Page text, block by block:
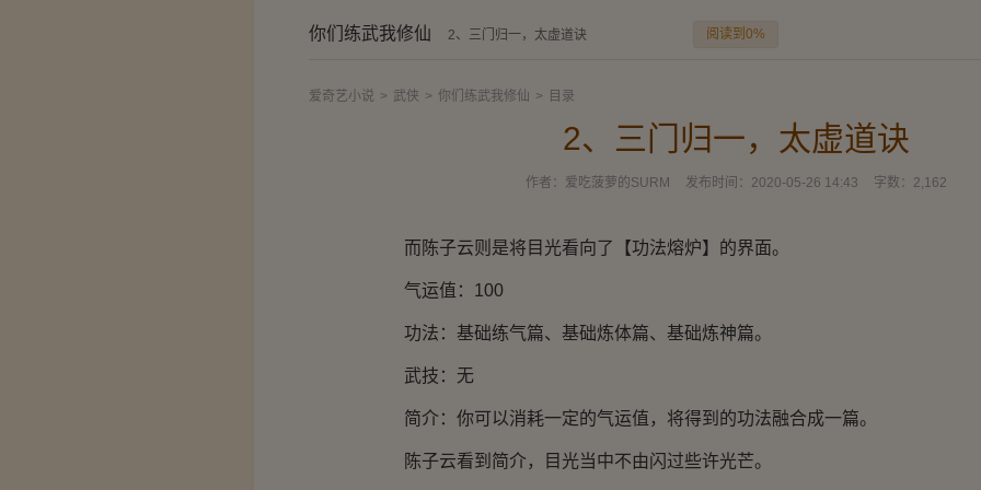
你们练武我修仙 2、三门归一，太虚道诀 阅读到0%
爱奇艺小说 > 武侠 > 你们练武我修仙 > 目录
2、三门归一，太虚道诀
作者： 爱吃菠萝的SURM 发布时间： 2020-05-26 14:43 字数： 2,162
而陈子云则是将目光看向了【功法熔炉】的界面。
气运值：100
功法：基础练气篇、基础炼体篇、基础炼神篇。
武技：无
简介：你可以消耗一定的气运值，将得到的功法融合成一篇。
陈子云看到简介，目光当中不由闪过些许光芒。